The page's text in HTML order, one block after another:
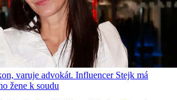
varuje advokát. Influencer Stejk má
žene k soudu